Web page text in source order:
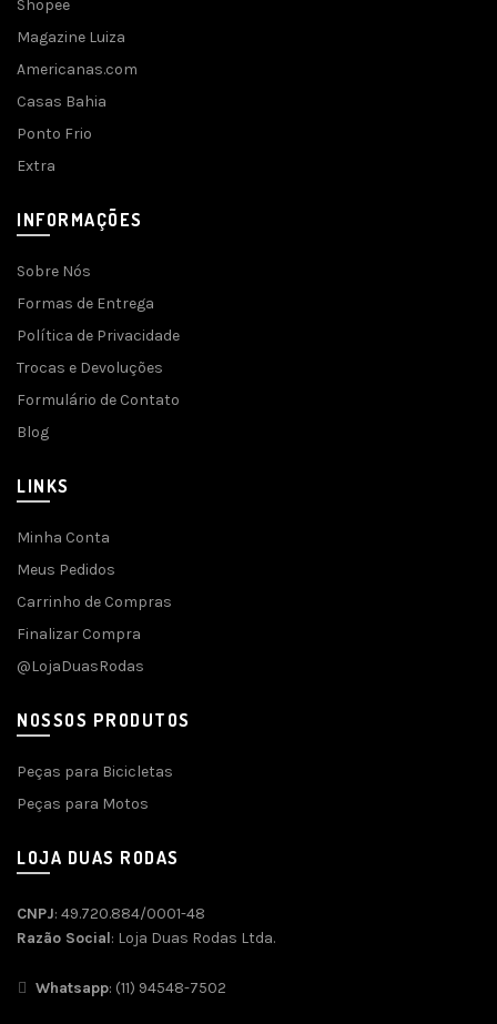
Shopee
Magazine Luiza
Americanas.com
Casas Bahia
Ponto Frio
Extra
INFORMAÇÕES
Sobre Nós
Formas de Entrega
Política de Privacidade
Trocas e Devoluções
Formulário de Contato
Blog
LINKS
Minha Conta
Meus Pedidos
Carrinho de Compras
Finalizar Compra
@LojaDuasRodas
NOSSOS PRODUTOS
Peças para Bicicletas
Peças para Motos
LOJA DUAS RODAS
CNPJ: 49.720.884/0001-48
Razão Social: Loja Duas Rodas Ltda.
Whatsapp: (11) 94548-7502